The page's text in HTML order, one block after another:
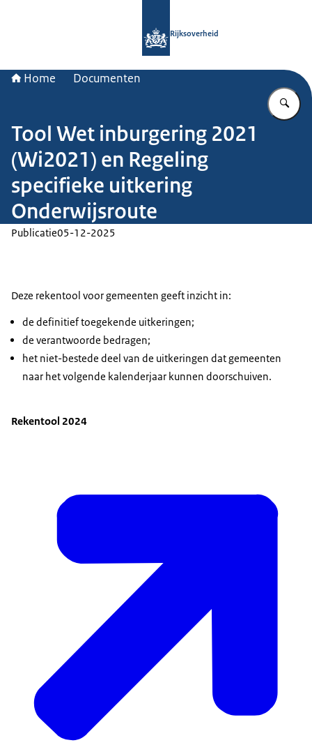
Rijksoverheid
Home Documenten
Tool Wet inburgering 2021
(Wi2021) en Regeling
specifieke uitkering
Onderwijsroute
Publicatie05-12-2025
Deze rekentool voor gemeenten geeft inzicht in:
de definitief toegekende uitkeringen;
de verantwoorde bedragen;
het niet-bestede deel van de uitkeringen dat gemeenten
naar het volgende kalenderjaar kunnen doorschuiven.
Rekentool 2024